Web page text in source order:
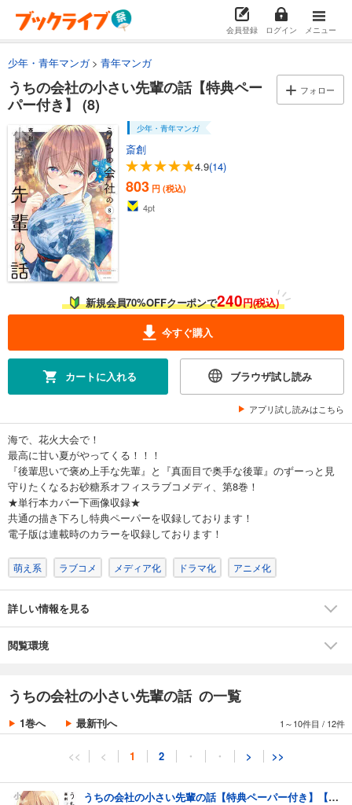
会員登録 ログイン メニュー
少年・青年マンガ 青年マンガ
うちの会社の小さい先輩の話【特典ペー
パー付き】 (8)
フォロー
少年・青年マンガ
斎創
4.9(14)
803 円 (税込)
4pt
新規会員70%OFFクーポンで240円(税込)
今すぐ購入
カートに入れる ブラウザ試し読み
アプリ試し読みはこちら
海で、花火大会で！
最高に甘い夏がやってくる！！！
『後輩思いで褒め上手な先輩』と『真面目で奥手な後輩』のずーっと見
守りたくなるお砂糖系オフィスラブコメディ、第8巻！
★単行本カバー下画像収録★
共通の描き下ろし特典ペーパーを収録しております！
電子版は連載時のカラーを収録しております！
萌え系 ラブコメ メディア化 ドラマ化 アニメ化
詳しい情報を見る
閲覧環境
うちの会社の小さい先輩の話 の一覧
1巻へ 最新刊へ 1～10件目 / 12件
<< < 1 2 ・ ・ > >>
うちの会社の小さい先輩の話【特典ペーパー付き】【カラーページ増量版】 (1)